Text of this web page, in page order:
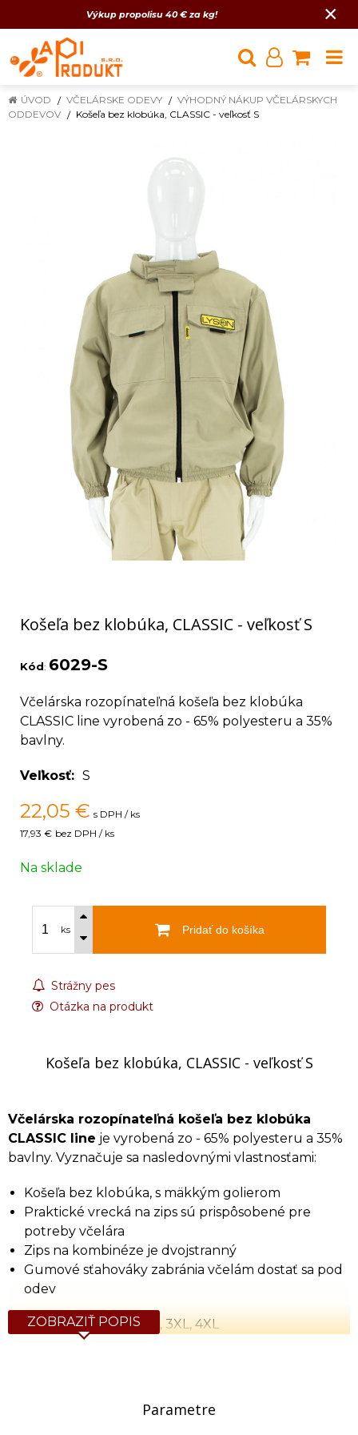
Výkup propolisu 40 € za kg! ×
ÚVOD VČELÁRSKE ODEVY
VÝHODNÝ NÁKUP VČELÁRSKYCH
ODDEVOV
Košeľa bez klobúka, CLASSIC - veľkosť S
Košeľa bez klobúka, CLASSIC - veľkosť S
Kód: 6029-S
Včelárska rozopínateľná košeľa bez klobúka
CLASSIC line vyrobená zo - 65% polyesteru a 35%
bavlny.
Veľkosť S
22,05 € s DPH / ks
17,93 € bez DPH / ks
Na sklade
ks Pridať do košíka
Strážny pes
Otázka na produkt
Košeľa bez klobúka, CLASSIC - veľkosť S
Včelárska rozopínateľná košeľa bez klobúka
CLASSIC line je vyrobená zo - 65% polyesteru a 35%
bavlny. Vyznačuje sa nasledovnými vlastnosťami:
Košeľa bez klobúka, s mäkkým golierom
Praktické vrecká na zips sú prispôsobené pre
potreby včelára
Zips na kombinéze je dvojstranný
Gumové sťahováky zabránia včelám dostať sa pod
odev
Veľkosti:S, M, L, XL, 2XL, 3XL, 4XL
90
ZOBRAZIŤ POPIS
Parametre